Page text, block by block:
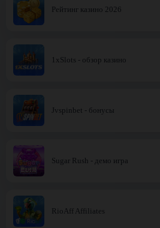
Рейтинг казино 2026
1xSlots - обзор казино
Jvspinbet - бонусы
Sugar Rush - демо игра
RioAff Affiliates